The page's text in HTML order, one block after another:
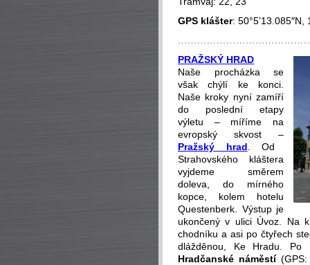
GPS klášter: 50°5’13.085″N,
PRAŽSKÝ HRAD
Naše procházka se
však chýlí ke konci.
Naše kroky nyní zamíří
do poslední etapy
výletu – míříme na
evropský skvost –
Pražský hrad . Od
Strahovského kláštera
vyjdeme směrem
doleva, do mírného
kopce, kolem hotelu
Questenberk. Výstup je
ukončený v ulici Úvoz. Na
chodníku a asi po čtyřech
dlážděnou, Ke Hradu.
Hradčanské náměstí(GPS: